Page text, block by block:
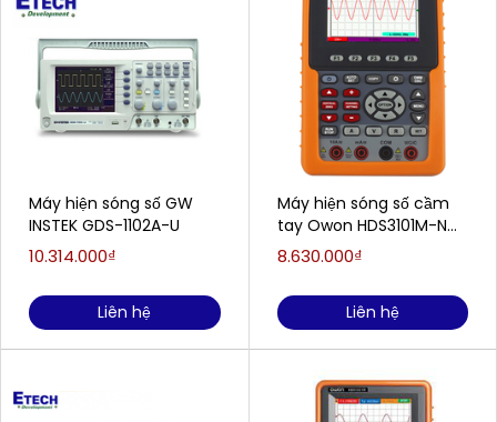
Máy hiện sóng số GW
INSTEK GDS-1102A-U
10.314.000₫
Liên hệ
Máy hiện sóng số cầm
tay Owon HDS3101M-N
(100MHz, 1 kênh)
8.630.000₫
Liên hệ